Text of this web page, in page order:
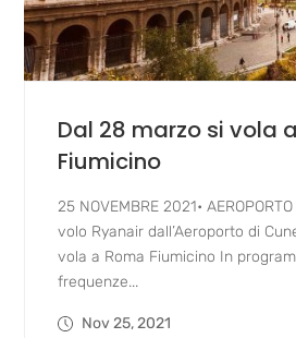
Dal 28 marzo si vola
Fiumicino
25 NOVEMBRE 2021•
volo Ryanair dall’Aeroporto di
vola a Roma Fiumicino In
frequenze...
Nov 25, 2021